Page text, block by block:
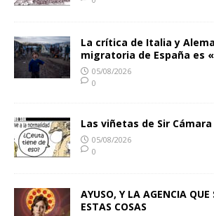
La crítica de Italia y
migratoria de España es
05/08/2026
0
Las viñetas de Sir Cámara
05/08/2026
0
AYUSO, Y LA AGENCIA QUE
ESTAS COSAS